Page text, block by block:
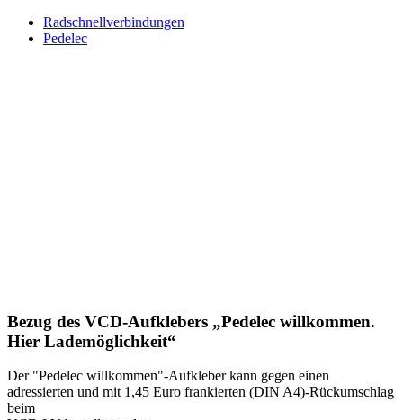
Radschnellverbindungen
Pedelec
Bezug des VCD-Aufklebers „Pedelec willkommen.
Hier Lademöglichkeit“
Der "Pedelec willkommen"-Aufkleber kann gegen einen
adressierten und mit 1,45 Euro frankierten (DIN A4)-Rückumschlag
beim